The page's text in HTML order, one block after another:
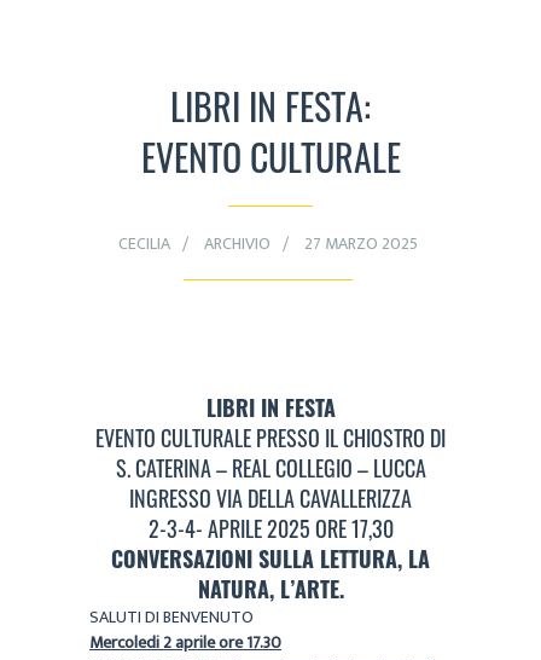
LIBRI IN FESTA:
EVENTO CULTURALE
CECILIA ARCHIVIO 27 MARZO 2025
LIBRI IN FESTA
EVENTO CULTURALE PRESSO IL CHIOSTRO DI
S. CATERINA – REAL COLLEGIO – LUCCA
INGRESSO VIA DELLA CAVALLERIZZA
2-3-4- APRILE 2025 ORE 17,30
CONVERSAZIONI SULLA LETTURA, LA
NATURA, L’ARTE.
SALUTI DI BENVENUTO
Mercoledi 2 aprile ore 17.30